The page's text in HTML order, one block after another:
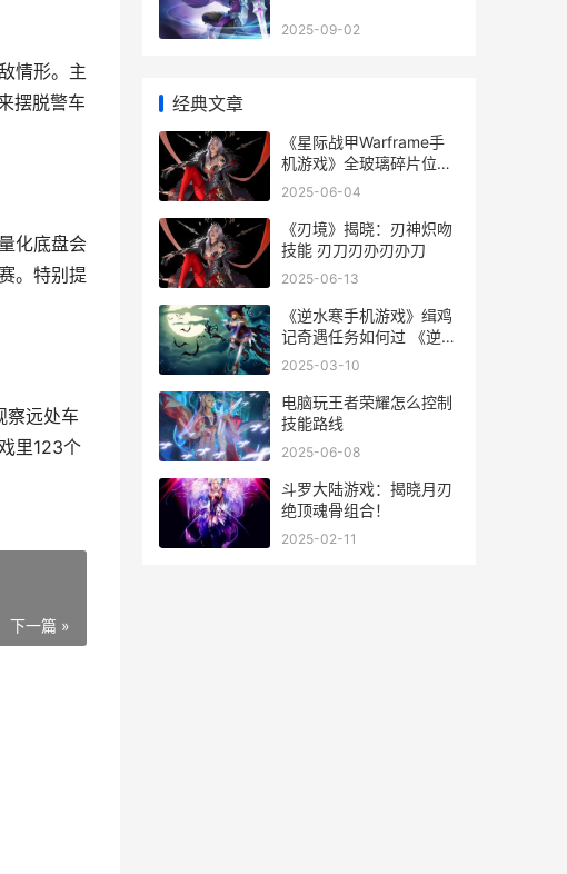
情形。主
摆脱警车
化底盘会
。特别提
远处车
里123个
下一篇 »
2025-09-02
经典文章
《星际战甲Warframe手
机游戏》全玻璃碎片位置
策略 《星际战甲》获版号
2025-06-04
《刃境》揭晓：刃神炽吻
技能 刃刀刃刅刃刅刀
2025-06-13
《逆水寒手机游戏》缉鸡
记奇遇任务如何过 《逆水
寒手机游戏攻略
2025-03-10
电脑玩王者荣耀怎么控制
技能路线
2025-06-08
斗罗大陆游戏：揭晓月刃
绝顶魂骨组合！
2025-02-11